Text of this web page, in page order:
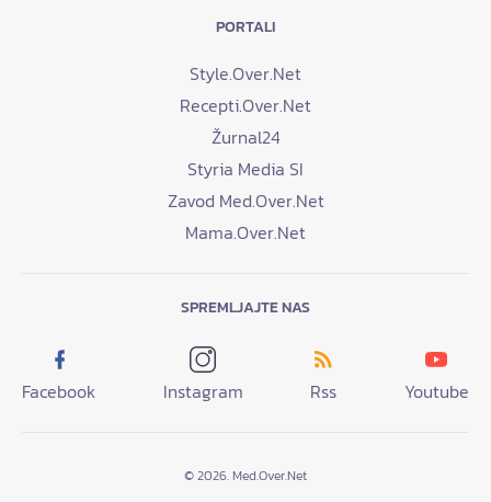
PORTALI
Style.Over.Net
Recepti.Over.Net
Žurnal24
Styria Media SI
Zavod Med.Over.Net
Mama.Over.Net
SPREMLJAJTE NAS
Facebook Instagram Rss Youtube
© 2026. Med.Over.Net